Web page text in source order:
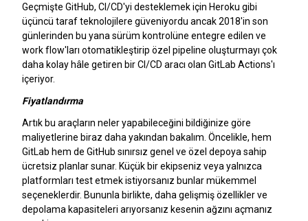
Geçmişte GitHub, CI/CD'yi desteklemek için Heroku gibi
üçüncü taraf teknolojilere güveniyordu ancak 2018'in son
günlerinden bu yana sürüm kontrolüne entegre edilen ve
work flow'ları otomatikleştirip özel pipeline oluşturmayı çok
daha kolay hâle getiren bir CI/CD aracı olan GitLab Actions'ı
içeriyor.
Fiyatlandırma
Artık bu araçların neler yapabileceğini bildiğinize göre
maliyetlerine biraz daha yakından bakalım. Öncelikle, hem
GitLab hem de GitHub sınırsız genel ve özel depoya sahip
ücretsiz planlar sunar. Küçük bir ekipseniz veya yalnızca
platformları test etmek istiyorsanız bunlar mükemmel
seçeneklerdir. Bununla birlikte, daha gelişmiş özellikler ve
depolama kapasiteleri arıyorsanız kesenin ağzını açmanız